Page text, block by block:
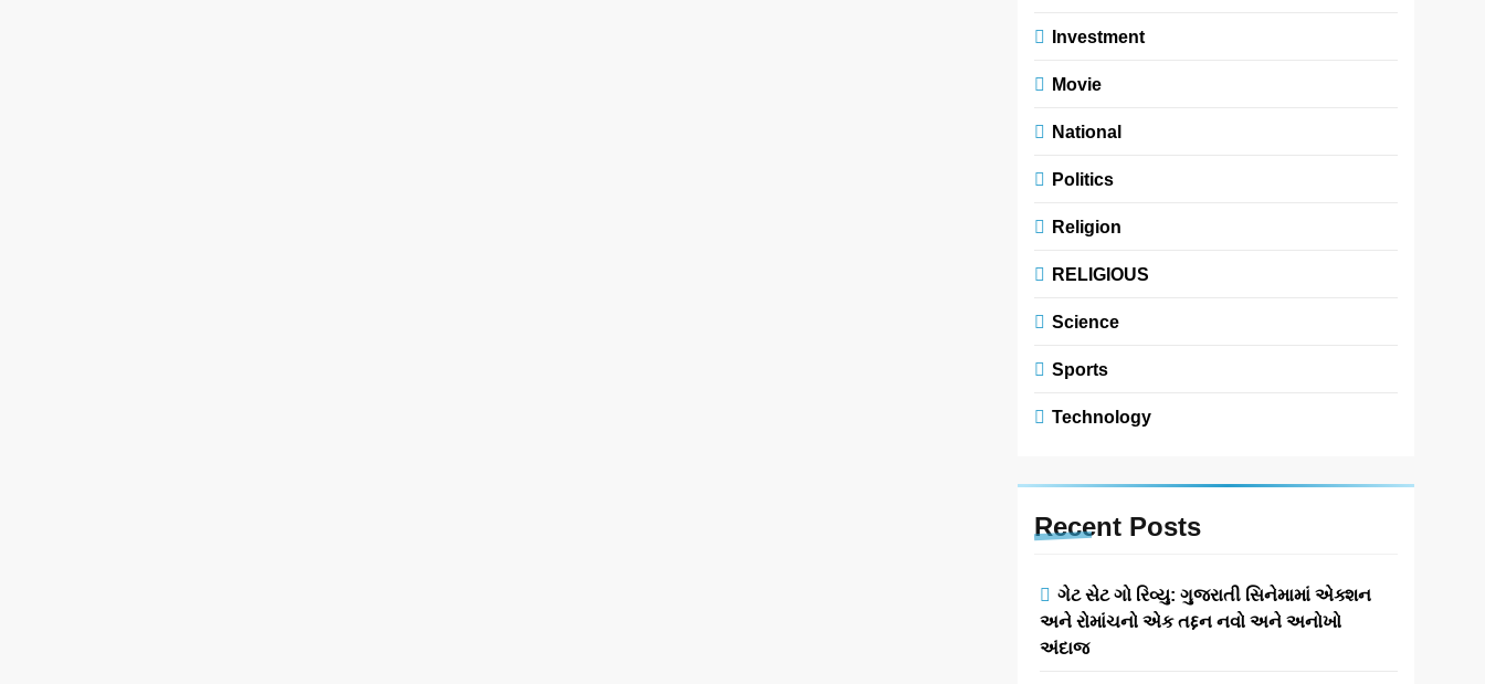
Investment
Movie
National
Politics
Religion
RELIGIOUS
Science
Sports
Technology
Recent Posts
ગેટ સેટ ગો રિવ્યુ: ગુજરાતી સિનેમામાં એક્શન
અને રોમાંચનો એક તદ્દન નવો અને અનોખો
અંદાજ